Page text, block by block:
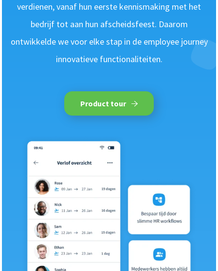
verdienen, vanaf hun eerste kennismaking met het
bedrijf tot aan hun afscheidsfeest. Daarom
ontwikkelde we voor elke stap in de employee journey
innovatieve functionaliteiten.
Product tour